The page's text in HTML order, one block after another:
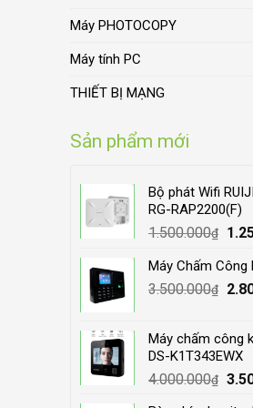
Máy PHOTOCOPY
Máy tính PC
THIẾT BỊ MẠNG
Sản phẩm mới
Bộ phát Wifi
RG-RAP2200(F)
1.500.000₫
Máy Chấm Công
3.500.000₫
Máy chấm công
DS-K1T343EWX
4.000.000₫